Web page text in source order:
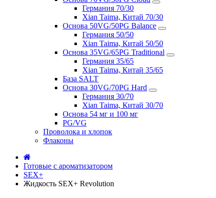
Германия 70/30
Xian Taima, Китай 70/30
Основа 50VG/50PG Balance
Германия 50/50
Xian Taima, Китай 50/50
Основа 35VG/65PG Traditional
Германия 35/65
Xian Taima, Китай 35/65
База SALT
Основа 30VG/70PG Hard
Германия 30/70
Xian Taima, Китай 30/70
Основа 54 мг и 100 мг
PG/VG
Проволока и хлопок
Флаконы
Готовые с ароматизатором
SEX+
Жидкость SEX+ Revolution